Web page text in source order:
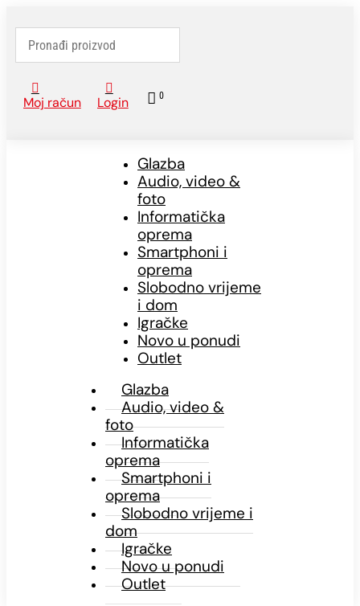

Moj račun

Login  0
Glazba
Audio, video &
foto
Informatička
oprema
Smartphoni i
oprema
Slobodno vrijeme
i dom
Igračke
Novo u ponudi
Outlet
Glazba
Audio, video &
foto
Informatička
oprema
Smartphoni i
oprema
Slobodno vrijeme i
dom
Igračke
Novo u ponudi
Outlet